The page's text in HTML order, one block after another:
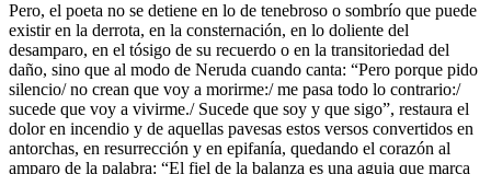
Pero, el poeta no se detiene en lo de tenebroso o sombrío que puede
existir en la derrota, en la consternación, en lo doliente del
desamparo, en el tósigo de su recuerdo o en la transitoriedad del
daño, sino que al modo de Neruda cuando canta: “Pero porque pido
silencio/ no crean que voy a morirme:/ me pasa todo lo contrario:/
sucede que voy a vivirme./ Sucede que soy y que sigo”, restaura el
dolor en incendio y de aquellas pavesas estos versos convertidos en
antorchas, en resurrección y en epifanía, quedando el corazón al
amparo de la palabra: “El fiel de la balanza es una aguja que marca